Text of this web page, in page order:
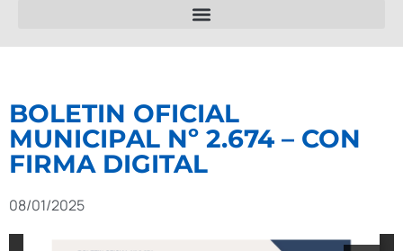
BOLETIN OFICIAL
MUNICIPAL Nº 2.674 – CON
FIRMA DIGITAL
08/01/2025